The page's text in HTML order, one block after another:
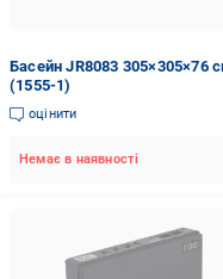
Басейн JR8083 305×305×76
(1555-1)
оцінити
Немає в наявності